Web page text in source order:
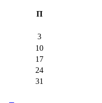
П
3
10
17
24
31